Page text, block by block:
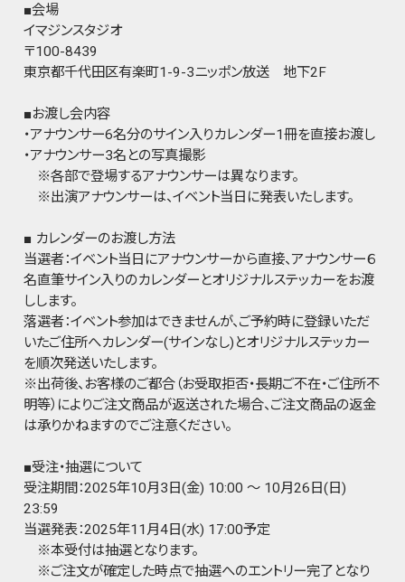
■会場
イマジンスタジオ
〒100-8439
東京都千代田区有楽町1-9-3ニッポン放送 地下2F
■お渡し会内容
・アナウンサー6名分のサイン入りカレンダー1冊を直接お渡し
・アナウンサー3名との写真撮影
※各部で登場するアナウンサーは異なります。
※出演アナウンサーは、イベント当日に発表いたします。
■ カレンダーのお渡し方法
当選者：イベント当日にアナウンサーから直接、アナウンサー６
名直筆サイン入りのカレンダーとオリジナルステッカーをお渡
しします。
落選者：イベント参加はできませんが、ご予約時に登録いただ
いたご住所へカレンダー(サインなし)とオリジナルステッカー
を順次発送いたします。
※出荷後、お客様のご都合（お受取拒否・長期ご不在・ご住所不
明等）によりご注文商品が返送された場合、ご注文商品の返金
は承りかねますのでご注意ください。
■受注・抽選について
受注期間：2025年10月3日(金) 10:00 ～ 10月26日(日)
23:59
当選発表：2025年11月4日(水) 17:00予定
※本受付は抽選となります。
※ご注文が確定した時点で抽選へのエントリー完了となり